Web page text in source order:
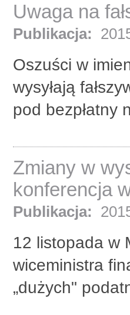
Uwaga na
Publikacja:
Oszuści w
wysyłają
pod bezpłatny
Zmiany w
konferencja
Publikacja:
12 listopada w
wiceministra
„dużych"